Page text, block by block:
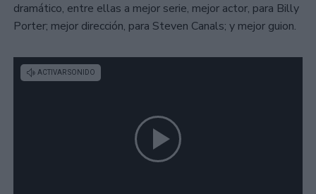
dramático, entre ellas a mejor serie, mejor actor, para Billy
Porter; mejor dirección, para Steven Canals; y mejor guion.